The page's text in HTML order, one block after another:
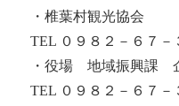
・椎葉村観光協会
TEL ０９８２－６７－
・役場 地域振興課
TEL ０９８２－６７－